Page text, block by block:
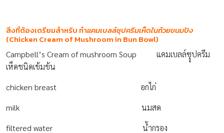
สิ่งที่ต้องเตรียมสำหรับ ทำแคมเบลล์ซุปครีมเห็ดในถ้วยขนมปัง
(Chicken Cream of Mushroom in Bun Bowl)
Campbell’s Cream of mushroom Soup แคมเบลล์ซุุปครีม
เห็ดชนิดเข้มข้น
chicken breast อกไก่
milk นมสด
filtered water น้ำกรอง